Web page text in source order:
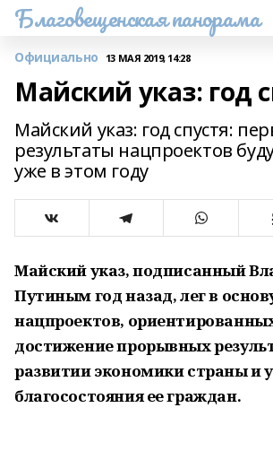
Благовещенская панорама
Официально 13 МАЯ 2019, 14:28
Майский указ: год
Майский указ: год спустя:
результаты нацпроектов
уже в этом году
Майский указ, подписанный
Путиным год назад, лег в
нацпроектов,
достижение прорывных
развитии экономики страны и
благосостояния ее граждан.